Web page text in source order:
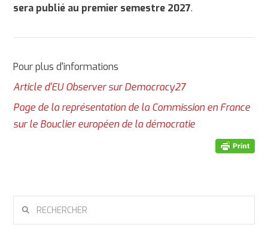
sera publié au premier semestre 2027.
Pour plus d'informations
Article d'EU Observer sur Democracy27
Page de la représentation de la Commission en France
sur le Bouclier européen de la démocratie